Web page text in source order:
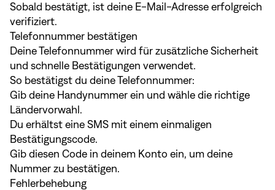
Sobald bestätigt, ist deine E-Mail-Adresse erfolgreich
verifiziert.
Telefonnummer bestätigen
Deine Telefonnummer wird für zusätzliche Sicherheit
und schnelle Bestätigungen verwendet.
So bestätigst du deine Telefonnummer:
Gib deine Handynummer ein und wähle die richtige
Ländervorwahl.
Du erhältst eine SMS mit einem einmaligen
Bestätigungscode.
Gib diesen Code in deinem Konto ein, um deine
Nummer zu bestätigen.
Fehlerbehebung